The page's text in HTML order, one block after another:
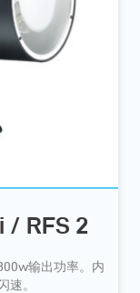
/ RFS 2
输出功率。内
速。